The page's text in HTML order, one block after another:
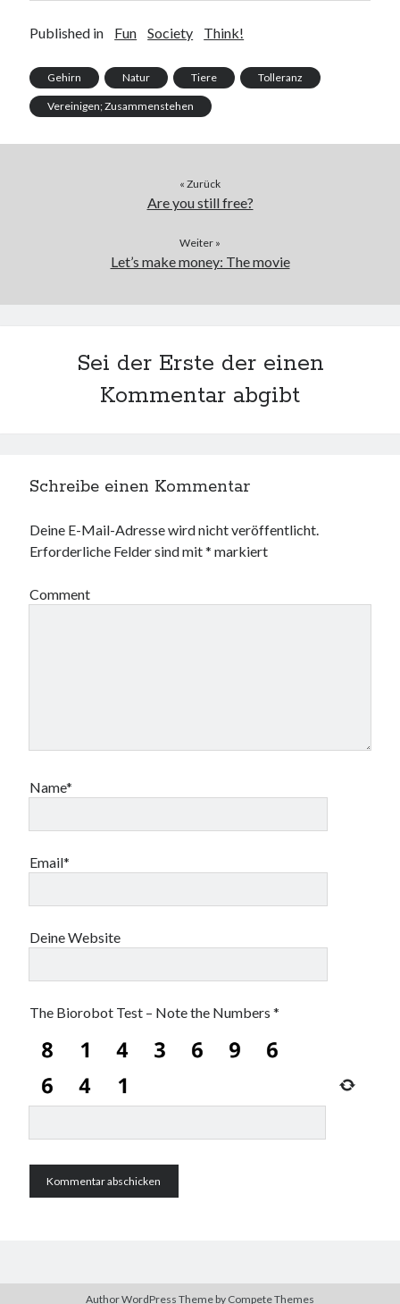
Published in Fun Society Think!
Gehirn Natur Tiere Tolleranz
Vereinigen; Zusammenstehen
« Zurück
Are you still free?
Weiter »
Let’s make money: The movie
Sei der Erste der einen
Kommentar abgibt
Schreibe einen Kommentar
Deine E-Mail-Adresse wird nicht veröffentlicht.
Erforderliche Felder sind mit* markiert
Comment
Name*
Email*
Deine Website
The Biorobot Test – Note the Numbers *
Author WordPress Theme by Compete Themes